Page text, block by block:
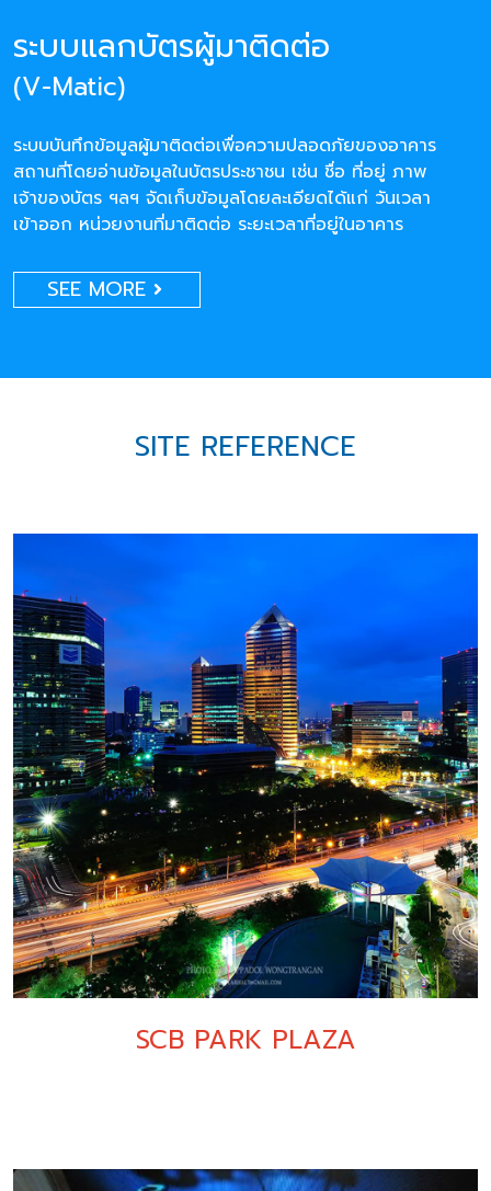
ระบบแลกบัตรผู้มาติดต่อ
(V-Matic)
ระบบบันทึกข้อมูลผู้มาติดต่อเพื่อความปลอดภัยของอาคาร
สถานที่โดยอ่านข้อมูลในบัตรประชาชน เช่น ชื่อ ที่อยู่ ภาพ
เจ้าของบัตร ฯลฯ จัดเก็บข้อมูลโดยละเอียดได้แก่ วันเวลา
เข้าออก หน่วยงานที่มาติดต่อ ระยะเวลาที่อยู่ในอาคาร
SEE MORE
SITE REFERENCE
SCB PARK PLAZA